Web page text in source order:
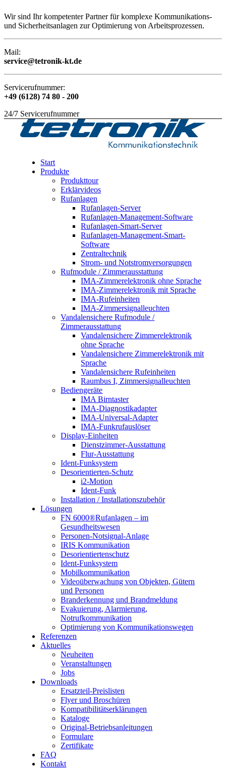
Wir sind Ihr kompetenter Partner für komplexe Kommunikations-
und Sicherheitsanlagen zur Optimierung von Arbeitsprozessen.
Mail:
service@tetronik-kt.de
Servicerufnummer:
+49 (6128) 74 80 - 200
24/7 Servicerufnummer
Start
Produkte
Produkttour
Erklärvideos
Rufanlagen
Rufanlagen-Server
Rufanlagen-Management-Software
Rufanlagen-Smart-Server
Rufanlagen-Management-Smart-
Software
Zentraltechnik
Strom- und Notstromversorgungen
Rufmodule / Zimmerausstattung
IMA-Zimmerelektronik ohne Sprache
IMA-Zimmerelektronik mit Sprache
IMA-Rufeinheiten
IMA-Zimmersignalleuchten
Vandalensichere Rufmodule /
Zimmerausstattung
Vandalensichere Zimmerelektronik
ohne Sprache
Vandalensichere Zimmerelektronik mit
Sprache
Vandalensichere Rufeinheiten
Raumbus I, Zimmersignalleuchten
Bediengeräte
IMA Birntaster
IMA-Diagnostikadapter
IMA-Universal-Adapter
IMA-Funkrufauslöser
Display-Einheiten
Dienstzimmer-Ausstattung
Flur-Ausstattung
Ident-Funksystem
Desorientierten-Schutz
i2-Motion
Ident-Funk
Installation / Installationszubehör
Lösungen
FN 6000®Rufanlagen – im
Gesundheitswesen
Personen-Notsignal-Anlage
IRIS Kommunikation
Desorientiertenschutz
Ident-Funksystem
Mobilkommunikation
Videoüberwachung von Objekten, Gütern
und Personen
Branderkennung und Brandmeldung
Evakuierung, Alarmierung,
Notrufkommunikation
Optimierung von Kommunikationswegen
Referenzen
Aktuelles
Neuheiten
Veranstaltungen
Jobs
Downloads
Ersatzteil-Preislisten
Flyer und Broschüren
Kompatibilitätserklärungen
Kataloge
Original-Betriebsanleitungen
Formulare
Zertifikate
FAQ
Kontakt